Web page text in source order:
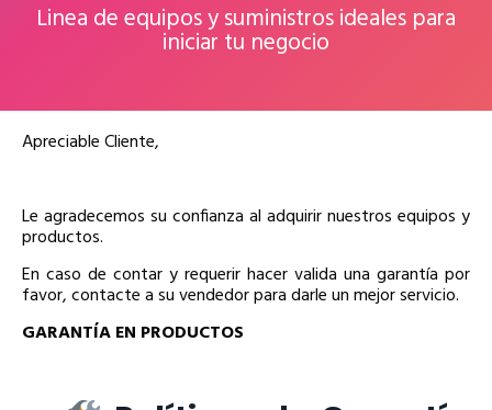
Linea de equipos y suministros ideales para
iniciar tu negocio
Apreciable Cliente,
Le agradecemos su confianza al adquirir nuestros equipos y
productos.
En caso de contar y requerir hacer valida una garantía por
favor, contacte a su vendedor para darle un mejor servicio.
GARANTÍA EN PRODUCTOS